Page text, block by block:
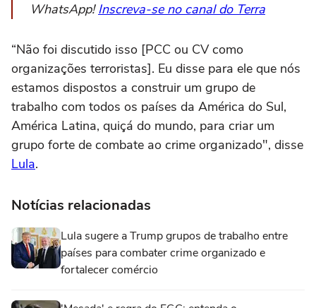
WhatsApp!Inscreva-se no canal do Terra
“Não foi discutido isso [PCC ou CV como
organizações terroristas]. Eu disse para ele que nós
estamos dispostos a construir um grupo de
trabalho com todos os países da América do Sul,
América Latina, quiçá do mundo, para criar um
grupo forte de combate ao crime organizado", disse
Lula.
Notícias relacionadas
Lula sugere a Trump grupos de trabalho entre
países para combater crime organizado e
fortalecer comércio